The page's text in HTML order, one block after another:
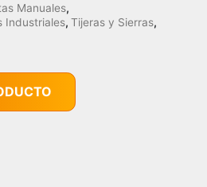
Manuales,
Industriales, Tijeras y Sierras,